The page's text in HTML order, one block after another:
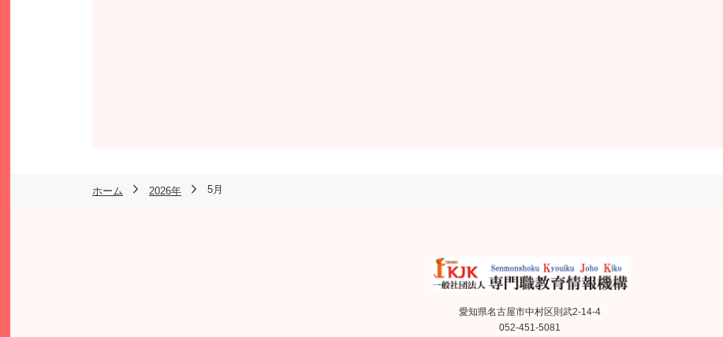
ホーム 2026年 5月
愛知県名古屋市中村区則武2-14-4
052-451-5081